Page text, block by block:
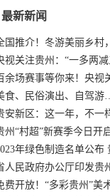
最新新闻
国推介！冬游美丽乡村
过
视关注贵州：“一多两
余场赛事等你来！央视
式“打响”
食、民俗演出、自驾
减三免”！
安新区：这一年，不一
州“村超”新赛季今日开
额 年绿色制造名单公布
工厂
人民政府办公厅印发贵
工作实施细则
费开放！“多彩贵州”美